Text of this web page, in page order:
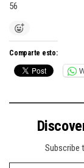
56
Comparte esto:
Subscribe
Type your email…